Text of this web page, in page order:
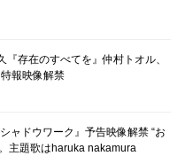
存在のすべてを』仲村トオル、
報映像解禁
ャドウワーク』予告映像解禁 “お
主題歌はharuka nakamura